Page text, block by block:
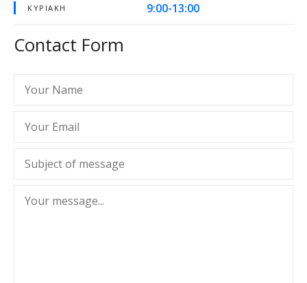
ΚΥΡΙΑΚΉ 9:00-13:00
Contact Form